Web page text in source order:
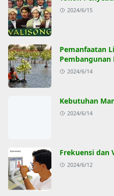
2024/6/15
Pemanfaatan
2024/6/14
Kebutuhan
2024/6/14
Frekuensi dan
2024/6/12